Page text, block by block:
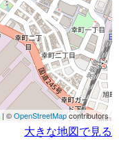
| ©OpenStreetMapcontributors
大きな地図で見る